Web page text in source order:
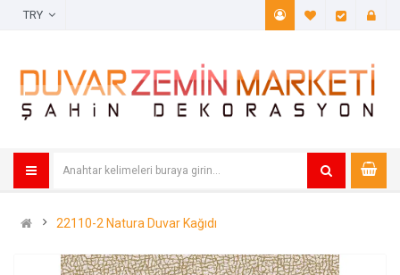
A. Listem
22110-2 Natura Duvar Kağıdı